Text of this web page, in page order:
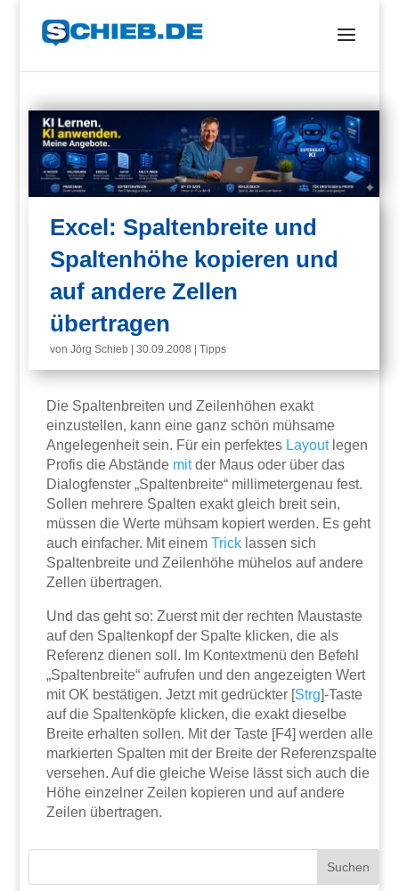
Excel: Spaltenbreite und
Spaltenhöhe kopieren und
auf andere Zellen
übertragen
vonJörg Schieb |30.09.2008 |Tipps
Die Spaltenbreiten und Zeilenhöhen exakt
einzustellen, kann eine ganz schön mühsame
Angelegenheit sein. Für ein perfektes Layoutlegen
Profis die Abstände mitder Maus oder über das
Dialogfenster „Spaltenbreite“ millimetergenau fest.
Sollen mehrere Spalten exakt gleich breit sein,
müssen die Werte mühsam kopiert werden. Es geht
auch einfacher. Mit einemTrick lassen sich
Spaltenbreite und Zeilenhöhe mühelos auf andere
Zellen übertragen.
Und das geht so: Zuerst mit der rechten Maustaste
auf den Spaltenkopf der Spalte klicken, die als
Referenz dienen soll. Im Kontextmenü den Befehl
„Spaltenbreite“ aufrufen und den angezeigten Wert
mit OK bestätigen. Jetzt mit gedrückter [Strg]-Taste
auf die Spaltenköpfe klicken, die exakt dieselbe
Breite erhalten sollen. Mit der Taste [F4] werden alle
markierten Spalten mit der Breite der Referenzspalte
versehen. Auf die gleiche Weise lässt sich auch die
Höhe einzelner Zeilen kopieren und auf andere
Zeilen übertragen.